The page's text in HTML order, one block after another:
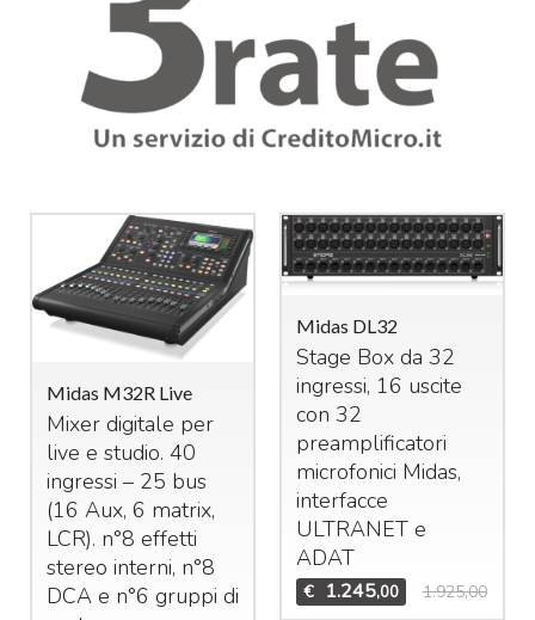
Midas M32R Live
Mixer digitale per
live e studio. 40
ingressi – 25 bus
(16 Aux, 6 matrix,
LCR). n°8 effetti
stereo interni, n°8
DCAe n°6 gruppi di
Midas DL32
Stage Box da 32
ingressi, 16 uscite
con 32
preamplificatori
microfonici Midas,
interfacce
ULTRANETe
ADAT
€ 1.245,00 1.925,00